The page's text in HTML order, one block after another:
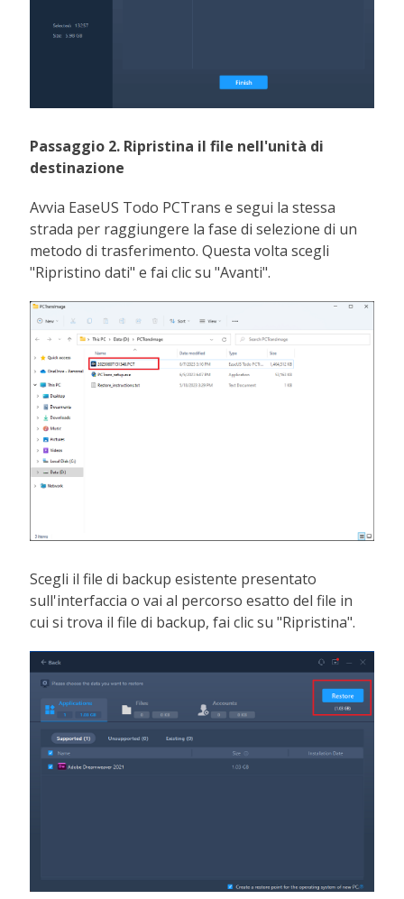
Passaggio 2. Ripristina il file nell'unità di
destinazione
Avvia EaseUS Todo PCTrans e segui la stessa
strada per raggiungere la fase di selezione di un
metodo di trasferimento. Questa volta scegli
"Ripristino dati" e fai clic su "Avanti".
Scegli il file di backup esistente presentato
sull'interfaccia o vai al percorso esatto del file in
cui si trova il file di backup, fai clic su "Ripristina".